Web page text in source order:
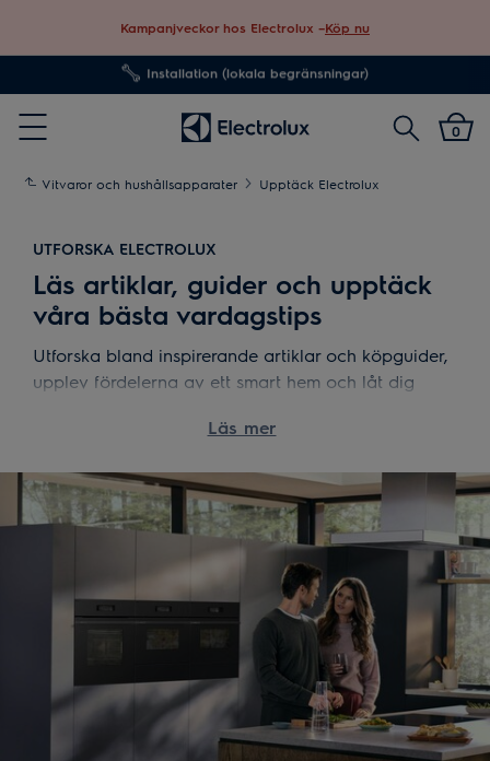
Kampanjveckor hos Electrolux –Köp nu
Fri frakt över 1000 kr*
Menu
Sök 0
Vitvaror och hushållsapparater Upptäck Electrolux
UTFORSKA ELECTROLUX
Läs artiklar, guider och upptäck
våra bästa vardagstips
Utforska bland inspirerande artiklar och köpguider,
upplev fördelerna av ett smart hem och låt dig
Läs mer